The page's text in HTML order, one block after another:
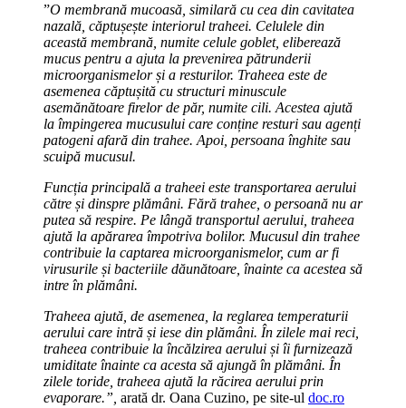
”O membrană mucoasă, similară cu cea din cavitatea
nazală, căptușește interiorul traheei. Celulele din
această membrană, numite celule goblet, eliberează
mucus pentru a ajuta la prevenirea pătrunderii
microorganismelor și a resturilor. Traheea este de
asemenea căptușită cu structuri minuscule
asemănătoare firelor de păr, numite cili. Acestea ajută
la împingerea mucusului care conține resturi sau agenți
patogeni afară din trahee. Apoi, persoana înghite sau
scuipă mucusul.
Funcția principală a traheei este transportarea aerului
către și dinspre plămâni. Fără trahee, o persoană nu ar
putea să respire. Pe lângă transportul aerului, traheea
ajută la apărarea împotriva bolilor. Mucusul din trahee
contribuie la captarea microorganismelor, cum ar fi
virusurile și bacteriile dăunătoare, înainte ca acestea să
intre în plămâni.
Traheea ajută, de asemenea, la reglarea temperaturii
aerului care intră și iese din plămâni. În zilele mai reci,
traheea contribuie la încălzirea aerului și îi furnizează
umiditate înainte ca acesta să ajungă în plămâni. În
zilele toride, traheea ajută la răcirea aerului prin
evaporare.”, arată dr. Oana Cuzino, pe site-ul doc.ro